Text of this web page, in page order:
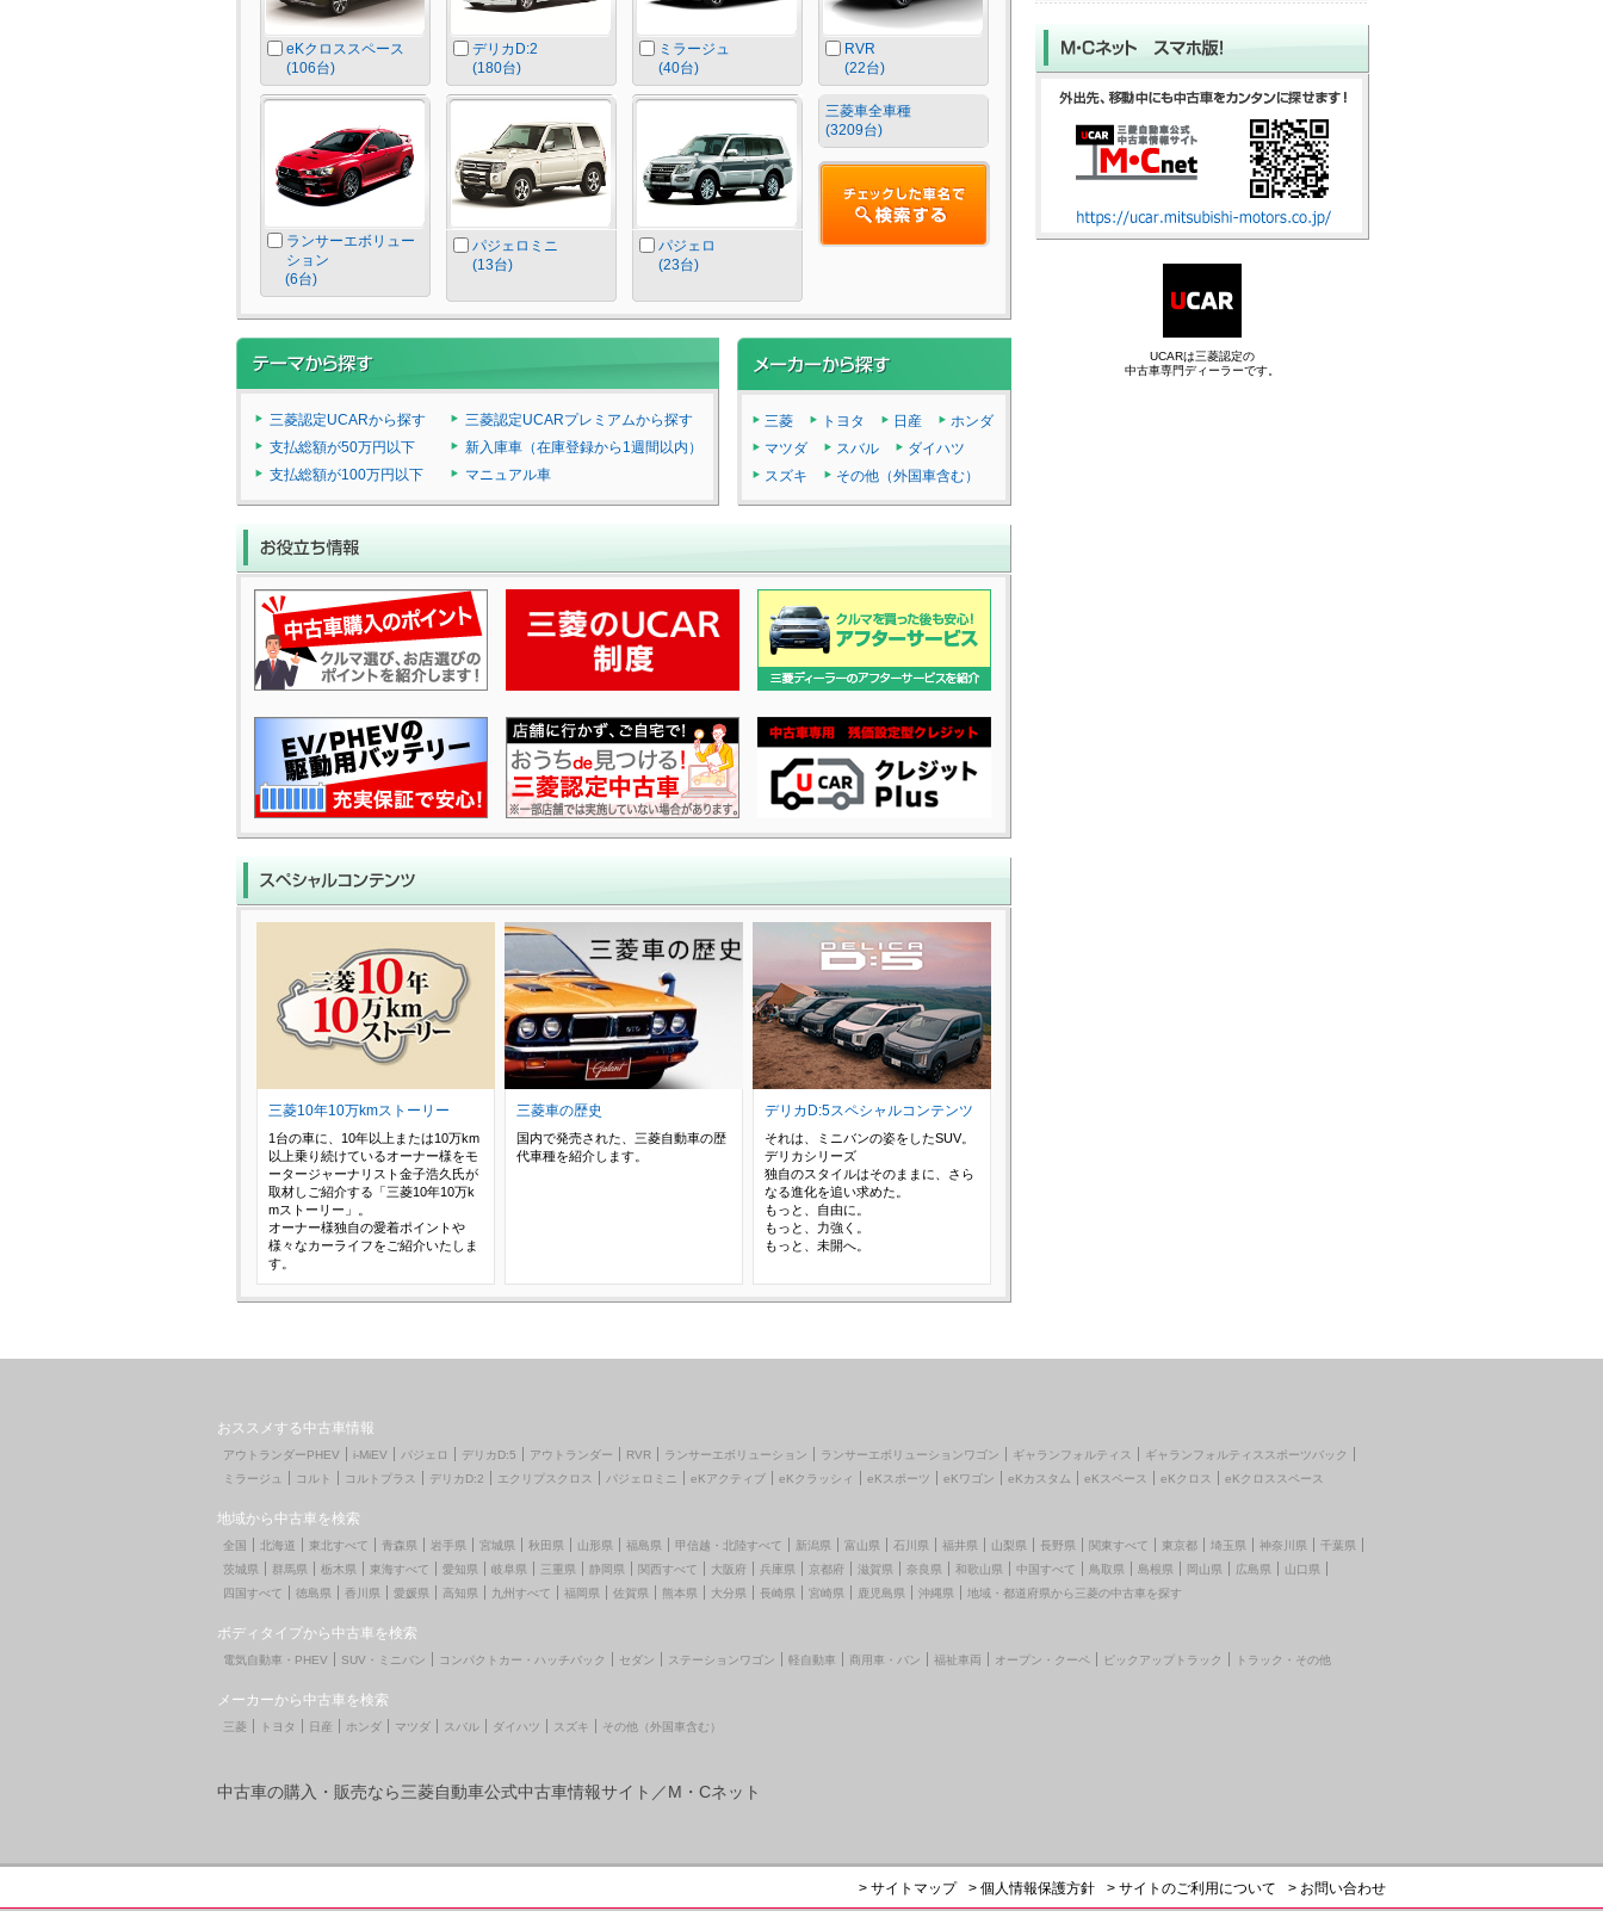
eKクロススペース
(106台)
デリカD:2
(180台)
ミラージュ
(40台)
RVR
(22台)
ランサーエボリュー
ション
(6台)
パジェロミニ
(13台)
パジェロ
(23台)
三菱車全車種
(3209台)
三菱認定UCARから探す
支払総額が50万円以下
支払総額が100万円以下
三菱認定UCARプレミアムから探す
新入庫車（在庫登録から1週間以内）
マニュアル車
三菱 トヨタ 日産
ホンダ
マツダ
スバル
ダイハツ
スズキ
その他（外国車含む）
三菱10年10万kmストーリー
1台の車に、10年以上または10万km
以上乗り続けているオーナー様をモ
ータージャーナリスト金子浩久氏が
取材しご紹介する「三菱10年10万k
mストーリー」。
オーナー様独自の愛着ポイントや
様々なカーライフをご紹介いたしま
す。
三菱車の歴史
国内で発売された、三菱自動車の歴
代車種を紹介します。
デリカD:5スペシャルコンテンツ
それは、ミニバンの姿をしたSUV。
デリカシリーズ
独自のスタイルはそのままに、さら
なる進化を追い求めた。
もっと、自由に。
もっと、力強く。
もっと、未開へ。
UCARは三菱認定の
中古車専門ディーラーです。
おススメする中古車情報
アウトランダーPHEV i-MiEV パジェロ デリカD:5 アウトランダー RVR ランサーエボリューション ランサーエボリューションワゴン ギャランフォルティス
ギャランフォルティススポーツバック
ミラージュ
コルト コルトプラス デリカD:2 エクリプスクロス パジェロミニ eKアクティブ eKクラッシィ eKスポーツ eKワゴン eKカスタム eKスペース eKクロス eKクロススペース
地域から中古車を検索
全国 北海道 東北すべて 青森県 岩手県 宮城県 秋田県 山形県 福島県 甲信越・北陸すべて 新潟県 富山県 石川県 福井県 山梨県 長野県 関東すべて 東京都 埼玉県 神奈川県
千葉県
茨城県
群馬県 栃木県 東海すべて 愛知県 岐阜県 三重県 静岡県 関西すべて 大阪府 兵庫県 京都府 滋賀県 奈良県 和歌山県 中国すべて 鳥取県 島根県 岡山県 広島県
山口県
四国すべて
徳島県 香川県 愛媛県 高知県 九州すべて 福岡県 佐賀県 熊本県 大分県 長崎県 宮崎県 鹿児島県 沖縄県 地域・都道府県から三菱の中古車を探す
ボディタイプから中古車を検索
電気自動車・PHEV SUV・ミニバン コンパクトカー・ハッチバック セダン ステーションワゴン 軽自動車 商用車・バン 福祉車両 オープン・クーペ ピックアップトラック トラック・その他
メーカーから中古車を検索
三菱 トヨタ 日産 ホンダ マツダ スバル ダイハツ スズキ その他（外国車含む）
中古車の購入・販売なら三菱自動車公式中古車情報サイト／M・Cネット
> サイトマップ > 個人情報保護方針 > サイトのご利用について > お問い合わせ